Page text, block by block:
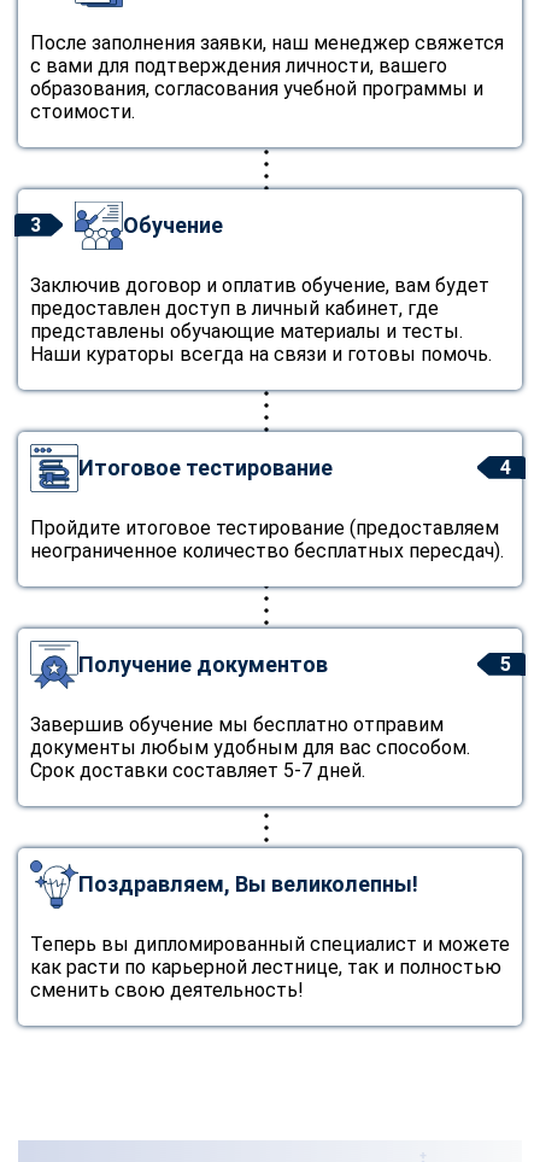
После заполнения заявки, наш менеджер свяжется
с вами для подтверждения личности, вашего
образования, согласования учебной программы и
стоимости.
3 Обучение
Заключив договор и оплатив обучение, вам будет
предоставлен доступ в личный кабинет, где
представлены обучающие материалы и тесты.
Наши кураторы всегда на связи и готовы помочь.
4
Итоговое тестирование
Пройдите итоговое тестирование (предоставляем
неограниченное количество бесплатных пересдач).
5
Получение документов
Завершив обучение мы бесплатно отправим
документы любым удобным для вас способом.
Срок доставки составляет 5-7 дней.
Поздравляем, Вы великолепны!
Теперь вы дипломированный специалист и можете
как расти по карьерной лестнице, так и полностью
сменить свою деятельность!